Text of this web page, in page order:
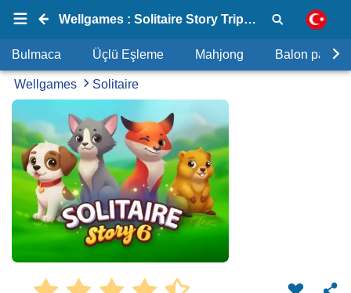
Wellgames : Solitaire Story Tripeaks 6
Bulmaca Üçlü Eşleme Mahjong Balon
Wellgames Solitaire